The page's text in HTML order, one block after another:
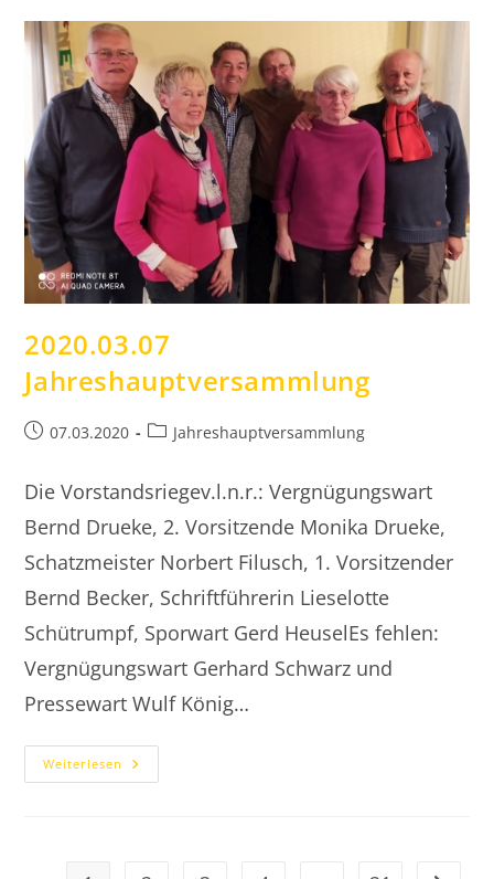
2020.03.07
Jahreshauptversammlung
Beitrag07.03.2020
Beitrags-
Jahreshauptversammlung
Die Vorstandsriegev.l.n.r.: Vergnügungswart
Bernd Drueke, 2. Vorsitzende Monika Drueke,
Schatzmeister Norbert Filusch, 1. Vorsitzender
Bernd Becker, Schriftführerin Lieselotte
Schütrumpf, Sporwart Gerd HeuselEs fehlen:
Vergnügungswart Gerhard Schwarz und
Pressewart Wulf König…
Weiterlesen 2020.03.07
Jahreshauptversammlung